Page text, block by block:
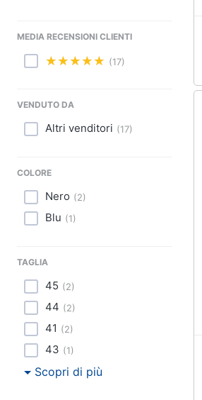
Casalinghi
Sport
Libri, cd e dvd
Promozioni
MEDIA RECENSIONI CLIENTI
(17)
VENDUTO DA
Altri venditori (17)
COLORE
Nero (2)
Blu (1)
TAGLIA
45 (2)
44 (2)
41 (2)
43 (1)
Scopri di più